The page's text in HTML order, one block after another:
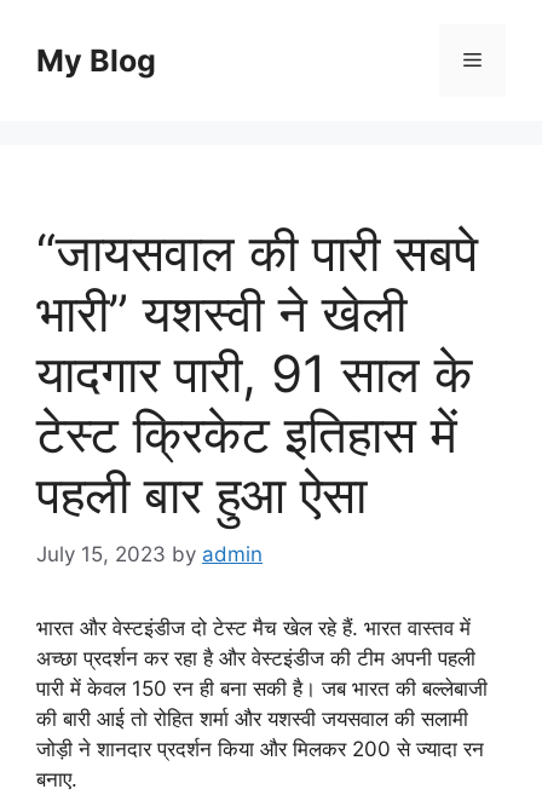
contentMy Blog Menu
“जायसवाल की पारी सबपे
भारी” यशस्वी ने खेली
यादगार पारी, 91 साल के
टेस्ट क्रिकेट इतिहास में
पहली बार हुआ ऐसा
July 15, 2023 by admin
भारत और वेस्टइंडीज दो टेस्ट मैच खेल रहे हैं. भारत वास्तव में
अच्छा प्रदर्शन कर रहा है और वेस्टइंडीज की टीम अपनी पहली
पारी में केवल 150 रन ही बना सकी है। जब भारत की बल्लेबाजी
की बारी आई तो रोहित शर्मा और यशस्वी जयसवाल की सलामी
जोड़ी ने शानदार प्रदर्शन किया और मिलकर 200 से ज्यादा रन
बनाए.